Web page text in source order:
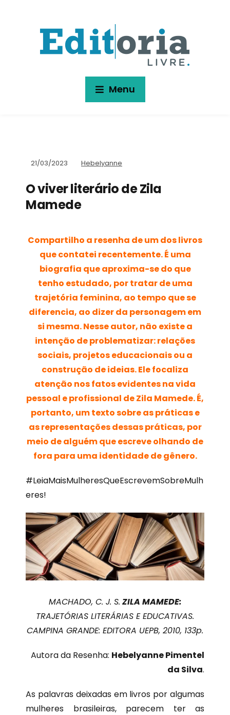
Menu
21/03/2023 Hebelyanne
O viver literário de Zila
Mamede
Compartilho a resenha de um dos livros
que contatei recentemente. É uma
biografia que aproxima-se do que
tenho estudado, por tratar de uma
trajetória feminina, ao tempo que se
diferencia, ao dizer da personagem em
si mesma. Nesse autor, não existe a
intenção de problematizar: relações
sociais, projetos educacionais ou a
construção de ideias. Ele focaliza
atenção nos fatos evidentes na vida
pessoal e profissional de Zila Mamede. É,
portanto, um texto sobre as práticas e
as representações dessas práticas, por
meio de alguém que escreve olhando de
fora para uma identidade de gênero.
#LeiaMaisMulheresQueEscrevemSobreMulh
eres!
MACHADO, C. J. S. ZILA MAMEDE:
TRAJETÓRIAS LITERÁRIAS E EDUCATIVAS.
CAMPINA GRANDE: EDITORA UEPB, 2010, 133p.
Autora da Resenha: Hebelyanne Pimentel
da Silva.
As palavras deixadas em livros por algumas
mulheres brasileiras, parecem ter as